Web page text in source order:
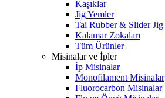
Kaşıklar
Jig Yemler
Tai Rubber & Slider Jig
Kalamar Zokaları
Tüm Ürünler
Misinalar ve İpler
İp Misinalar
Monofilament Misinalar
Fluorocarbon Misinalar